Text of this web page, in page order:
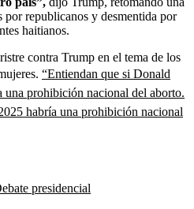
por republicanos y desmentida por
haitianos.
contra Trump en el tema de los
“Entiendan que si Donald
prohibición nacional del aborto.
habría una prohibición nacional
presidencial